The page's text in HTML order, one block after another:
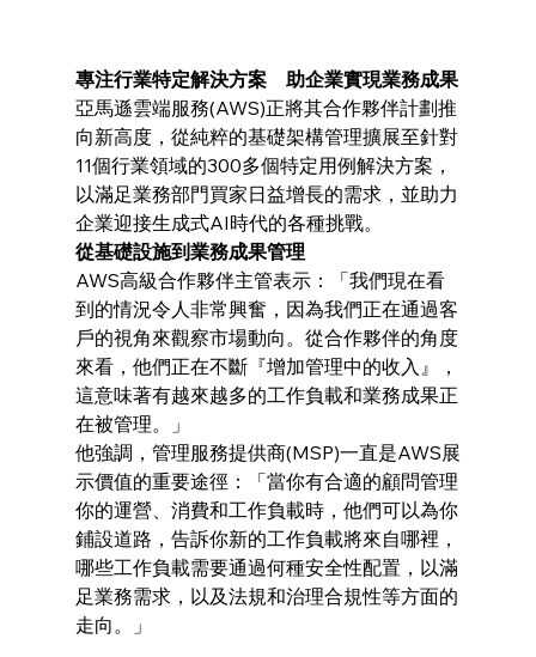
專注行業特定解決方案　助企業實現業務成果
亞馬遜雲端服務(AWS)正將其合作夥伴計劃推
向新高度，從純粹的基礎架構管理擴展至針對
11個行業領域的300多個特定用例解決方案，
以滿足業務部門買家日益增長的需求，並助力
企業迎接生成式AI時代的各種挑戰。
從基礎設施到業務成果管理
AWS高級合作夥伴主管表示：「我們現在看
到的情況令人非常興奮，因為我們正在通過客
戶的視角來觀察市場動向。從合作夥伴的角度
來看，他們正在不斷『增加管理中的收入』，
這意味著有越來越多的工作負載和業務成果正
在被管理。」
他強調，管理服務提供商(MSP)一直是AWS展
示價值的重要途徑：「當你有合適的顧問管理
你的運營、消費和工作負載時，他們可以為你
鋪設道路，告訴你新的工作負載將來自哪裡，
哪些工作負載需要通過何種安全性配置，以滿
足業務需求，以及法規和治理合規性等方面的
走向。」